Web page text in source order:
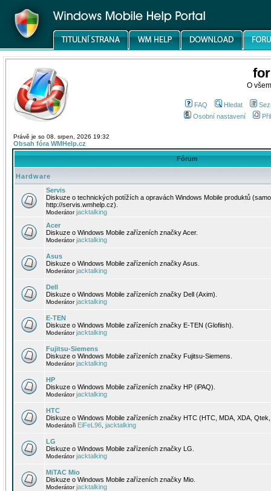
O
FAQ Hledat
Osobní nastavení
Právě je so 08. srpen, 2026 19:32
Obsah fóra WMHelp.cz
Fórum
Hardware
Servis
Diskuze o technických potížích a opravách Windows Mobile produktů
http://servis.wmhelp.cz).
Moderátorjacktalking
Acer
Diskuze o Windows Mobile zařízeních značky Acer.
Moderátorjacktalking
Asus
Diskuze o Windows Mobile zařízeních značky Asus.
Moderátorjacktalking
Dell
Diskuze o Windows Mobile zařízeních značky Dell (Axim).
Moderátorjacktalking
E-TEN
Diskuze o Windows Mobile zařízeních značky E-TEN (Glofiish).
Moderátorjacktalking
Fujitsu-Siemens
Diskuze o Windows Mobile zařízeních značky Fujitsu-Siemens.
Moderátorjacktalking
HP
Diskuze o Windows Mobile zařízeních značky HP (iPAQ).
Moderátorjacktalking
HTC
Diskuze o Windows Mobile zařízeních značky HTC (HTC, MDA, XDA,
Moderátoři EiFeL96 jacktalking
LG
Diskuze o Windows Mobile zařízeních značky LG.
Moderátorjacktalking
MiTAC Mio
Diskuze o Windows Mobile zařízeních značky Mio.
Moderátorjacktalking